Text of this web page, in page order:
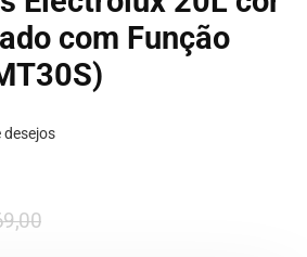
com Função
desejos